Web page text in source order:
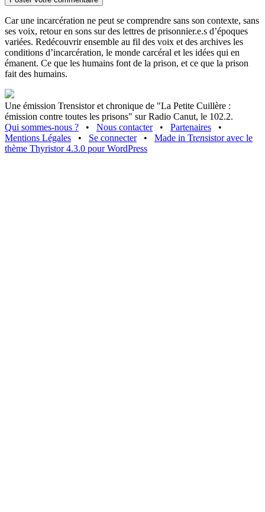
Car une incarcération ne peut se comprendre sans son contexte, sans
ses voix, retour en sons sur des lettres de prisonnier.e.s d’époques
variées. Redécouvrir ensemble au fil des voix et des archives les
conditions d’incarcération, le monde carcéral et les idées qui en
émanent. Ce que les humains font de la prison, et ce que la prison
fait des humains.
Une émission Trensistor et chronique de "La Petite Cuillère :
émission contre toutes les prisons" sur Radio Canut, le 102.2.
Qui sommes-nous ?
• Nous contacter • Partenaires
•
Mentions Légales
• Se connecter • Made in Trensistor avec le
thème Thyristor 4.3.0 pour WordPress